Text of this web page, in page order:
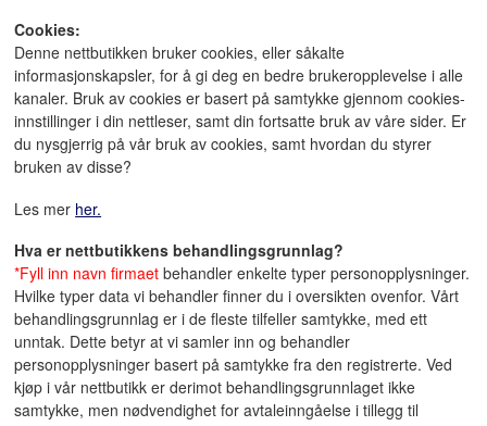
Cookies:
Denne nettbutikken bruker cookies, eller såkalte
informasjonskapsler, for å gi deg en bedre brukeropplevelse i alle
kanaler. Bruk av cookies er basert på samtykke gjennom cookies-
innstillinger i din nettleser, samt din fortsatte bruk av våre sider. Er
du nysgjerrig på vår bruk av cookies, samt hvordan du styrer
bruken av disse?
Les mer her.
Hva er nettbutikkens behandlingsgrunnlag?
*Fyll inn navn firmaet behandler enkelte typer personopplysninger.
Hvilke typer data vi behandler finner du i oversikten ovenfor. Vårt
behandlingsgrunnlag er i de fleste tilfeller samtykke, med ett
unntak. Dette betyr at vi samler inn og behandler
personopplysninger basert på samtykke fra den registrerte. Ved
kjøp i vår nettbutikk er derimot behandlingsgrunnlaget ikke
samtykke, men nødvendighet for avtaleinngåelse i tillegg til